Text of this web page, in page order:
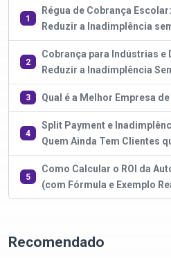
1
Régua de Cobrança
Reduzir a Inadimplência
2
Cobrança para Indústrias
Reduzir a Inadimplência
3 Qual é a Melhor Empresa
4
Split Payment e
Quem Ainda Tem Clientes
5
Como Calcular o ROI da
(com Fórmula e Exemplo
Recomendado